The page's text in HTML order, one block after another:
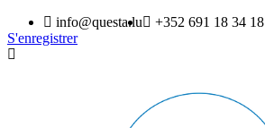
info@questa.lu +352 691 18 34 18
S'enregistrer